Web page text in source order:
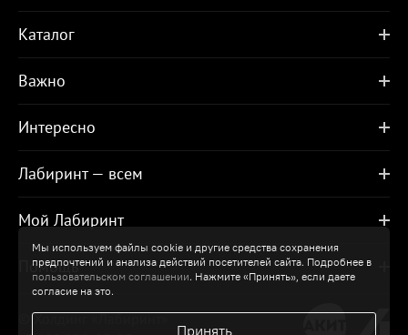
Мы используем файлы cookie и другие средства сохранения
предпочтений и анализа действий посетителей сайта. Подробнее в
пользовательском соглашении. Нажмите «Принять», если даете
согласие на это.
Принять
Каталог
Важно
Интересно
Лабиринт — всем
Мой Лабиринт
Помощь
© Холдинг «Лабиринт»